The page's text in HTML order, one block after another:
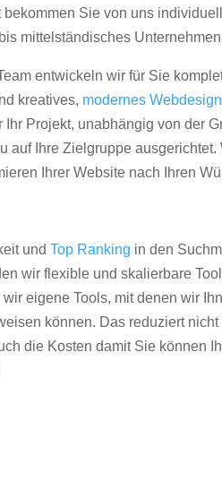
Sie von uns
mittelständisches
entwickeln wir für Sie
kreatives, modernes Webdesign
Projekt, unabhängig von der
auf Ihre Zielgruppe ausgerichtet.
Ihrer Website nach Ihren
undTop Ranking in den
wir flexible und skalierbare
eigene Tools, mit denen wir
können. Das reduziert nicht
die Kosten damit Sie können